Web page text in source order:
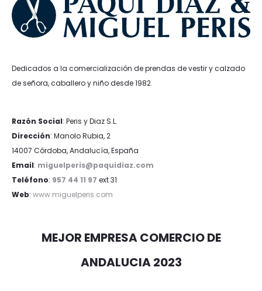
Dedicados a la comercialización de prendas de vestir y calzado
de señora, caballero y niño desde 1982.
Razón Social: Peris y Diaz S.L.
Dirección: Manolo Rubia, 2
14007 Córdoba, Andalucía, España
Email: miguelperis@paquidiaz.com
Teléfono: 957 44 11 97 ext 31
Web: www.miguelperis.com
MEJOR EMPRESA COMERCIO DE
ANDALUCIA 2023